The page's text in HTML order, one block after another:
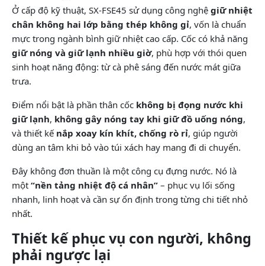
Ở cấp độ kỹ thuật, SX-FSE45 sử dụng công nghệ giữ nhiệt
chân không hai lớp bằng thép không gỉ, vốn là chuẩn
mực trong ngành bình giữ nhiệt cao cấp. Cốc có khả năng
giữ nóng và giữ lạnh nhiều giờ, phù hợp với thói quen
sinh hoạt năng động: từ cà phê sáng đến nước mát giữa
trưa.
Điểm nổi bật là phần thân cốc không bị đọng nước khi
giữ lạnh, không gây nóng tay khi giữ đồ uống nóng,
và thiết kế nắp xoay kín khít, chống rò rỉ, giúp người
dùng an tâm khi bỏ vào túi xách hay mang đi di chuyển.
Đây không đơn thuần là một công cụ đựng nước. Nó là
một “nền tảng nhiệt độ cá nhân” – phục vụ lối sống
nhanh, linh hoạt và cần sự ổn định trong từng chi tiết nhỏ
nhất.
Thiết kế phục vụ con người, không
phải ngược lại